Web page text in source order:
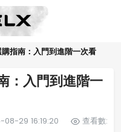
指南：入門到進階一次看
：入門到進階一
08-29 16:19:20
查看數: